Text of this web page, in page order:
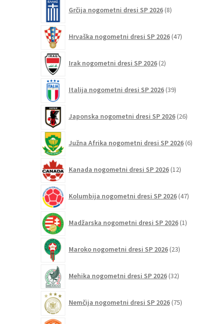
Grčija nogometni dresi SP 2026 8izdelkov
Hrvaška nogometni dresi SP 2026 47izdelkov
Irak nogometni dresi SP 2026 2izdelka
Italija nogometni dresi SP 2026 39izdelkov
Japonska nogometni dresi SP 2026 26izdelkov
Južna Afrika nogometni dresi SP 2026 6izdelkov
Kanada nogometni dresi SP 2026 12izdelkov
Kolumbija nogometni dresi SP 2026 47izdelkov
Madžarska nogometni dresi SP 2026 1izdelek
Maroko nogometni dresi SP 2026 23izdelkov
Mehika nogometni dresi SP 2026 32izdelkov
Nemčija nogometni dresi SP 2026 75izdelkov